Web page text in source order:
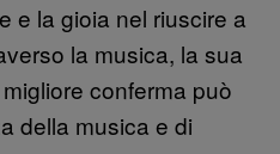
e la gioia nel riuscire a
la musica, la sua
conferma può
della musica e di